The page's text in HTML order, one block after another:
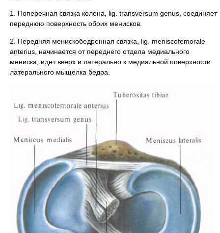
1. Поперечная связка колена, lig. transversum genus, соединяет
переднюю поверхность обоих менисков.
2. Передняя менискобедренная связка, lig. meniscofemorale
anterius, начинается от переднего отдела медиального
мениска, идет вверх и латерально к медиальной поверхности
латерального мыщелка бедра.